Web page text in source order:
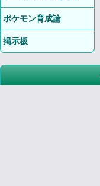
ポケモン育成論
掲示板